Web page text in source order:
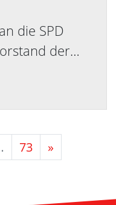
die SPD
der…
73 »